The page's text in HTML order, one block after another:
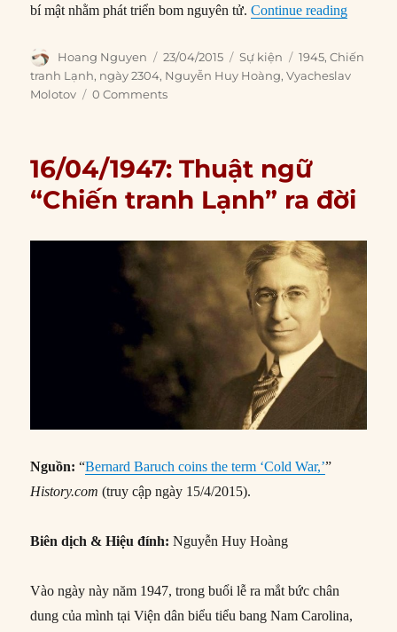
bí mật nhằm phát triển bom nguyên tử.Continue reading“23/04/
Author
Hoang Nguyen
Posted
on
23/04/2015 Categories
Sự kiện Tags
1945,Chiến
tranh Lạnh, ngày 2304, Nguyễn Huy Hoàng,Vyacheslav
Molotov
0 Comments
16/04/1947: Thuật ngữ
“Chiến tranh Lạnh” ra đời
Nguồn: “Bernard Baruch coins the term ‘Cold War,’”
History.com (truy cập ngày 15/4/2015).
Biên dịch & Hiệu đính: Nguyễn Huy Hoàng
Vào ngày này năm 1947, trong buổi lễ ra mắt bức chân
dung của mình tại Viện dân biểu tiểu bang Nam Carolina,